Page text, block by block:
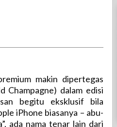
makin dipertegas
Champagne) dalam edisi
begitu eksklusif bila
iPhone biasanya – abu-
ada nama tenar lain dari